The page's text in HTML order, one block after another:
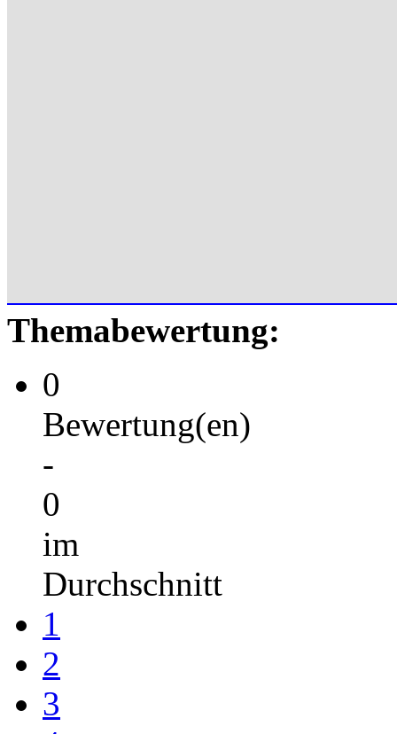
Themabewertung:
0
Bewertung(en)
-
0
im
Durchschnitt
1
2
3